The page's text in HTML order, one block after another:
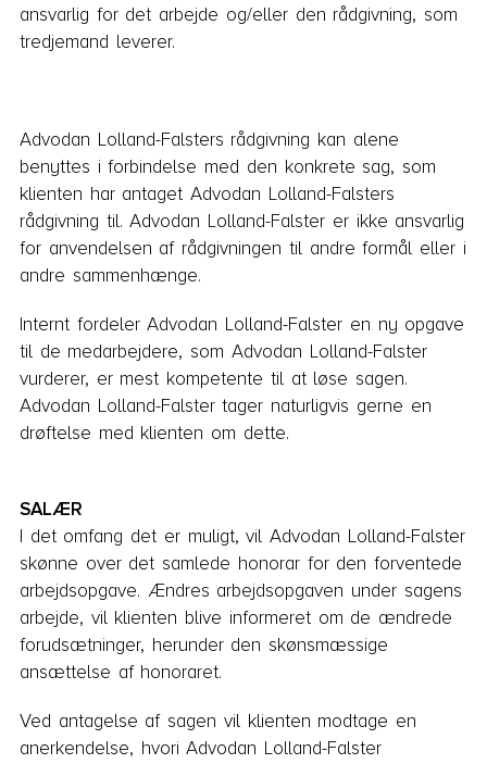
ansvarlig for det arbejde og/eller den rådgivning, som
tredjemand leverer.
Advodan Lolland-Falsters rådgivning kan alene
benyttes i forbindelse med den konkrete sag, som
klienten har antaget Advodan Lolland-Falsters
rådgivning til. Advodan Lolland-Falster er ikke ansvarlig
for anvendelsen af rådgivningen til andre formål eller i
andre sammenhænge.
Internt fordeler Advodan Lolland-Falster en ny opgave
til de medarbejdere, som Advodan Lolland-Falster
vurderer, er mest kompetente til at løse sagen.
Advodan Lolland-Falster tager naturligvis gerne en
drøftelse med klienten om det­te.
SALÆR
I det omfang det er muligt, vil Advodan Lolland-Falster
skønne over det samlede honorar for den forventede
ar­bejdsopgave. Ændres arbejdsopgaven under sagens
arbejde, vil klienten blive informeret om de ændrede
forudsætninger, herunder den skønsmæssige
ansættelse af honoraret.
Ved antagelse af sagen vil klienten modtage en
anerkendelse, hvori Advodan Lolland-Falster